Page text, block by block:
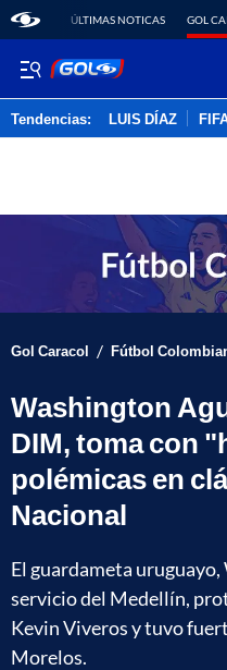
ÚLTIMAS NOTICAS GOL
Tendencias: LUIS DÍAZ
Gol Caracol / Fútbol
Washington
DIM, toma con
polémicas en
Nacional
El guardameta
servicio del Medellín,
Kevin Viveros y tuvo
Morelos.